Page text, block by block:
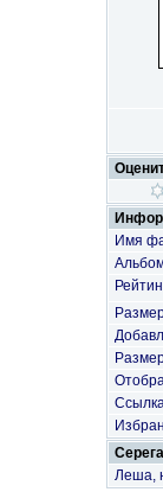
Имя
Cepeга
Леша,